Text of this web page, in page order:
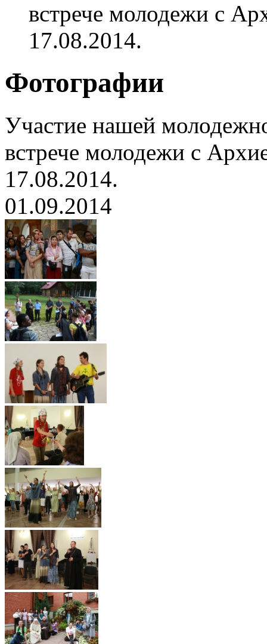
встрече молодежи с
17.08.2014.
Фотографии
Участие нашей
встрече молодежи с
17.08.2014.
01.09.2014